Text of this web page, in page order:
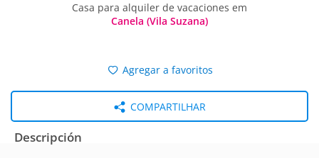
Casa para alquiler de vacaciones em
Canela (Vila Suzana)
Agregar a favoritos
COMPARTILHAR
Descripción